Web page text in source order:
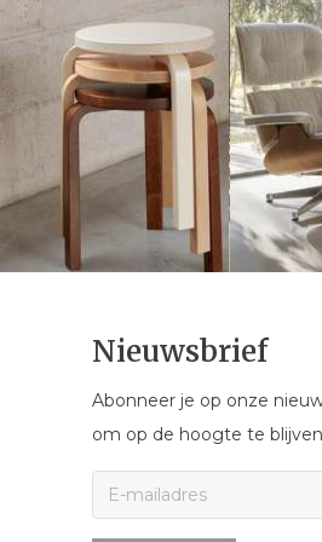
Nieuwsbrief
Abonneer je op onze
om op de hoogte te